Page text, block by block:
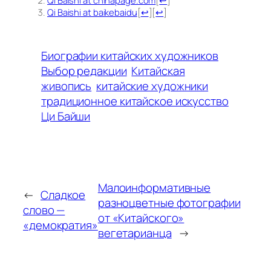
Qi Baishi at baikebaidu [↩] [↩]
Биографии китайских художников
Выбор редакции Китайская
живопись китайские художники
традиционное китайское искусство
Ци Байши
← Сладкое
слово —
«демократия»
Малоинформативные
разноцветные фотографии
от «Китайского»
вегетарианца →